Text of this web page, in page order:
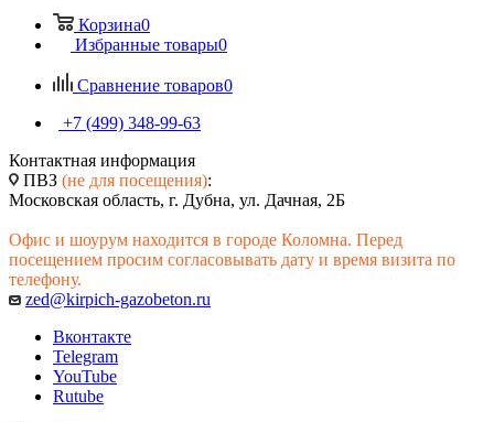
Корзина0
Избранные товары0
Сравнение товаров0
+7 (499) 348-99-63
Контактная информация
ПВЗ (не для посещения):
Московская область, г. Дубна, ул. Дачная, 2Б
Офис и шоурум находится в городе Коломна. Перед
посещением просим согласовывать дату и время визита по
телефону.
zed@kirpich-gazobeton.ru
Вконтакте
Telegram
YouTube
Rutube